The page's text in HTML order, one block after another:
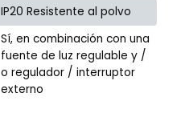
IP20 Resistente al polvo
Sí, en combinación con una
fuente de luz regulable y /
o regulador / interruptor
externo